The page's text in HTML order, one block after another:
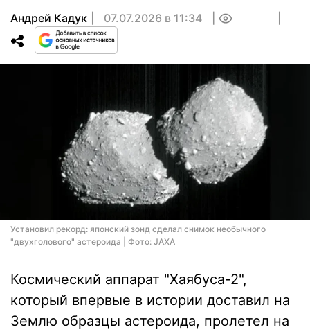
Андрей Кадук 07.07.2026 в 11:34
Установил рекорд: японский зонд сделал снимок необычного
"двухголового" астероида | Фото: JAXA
Космический аппарат "Хаябуса-2",
который впервые в истории доставил на
Землю образцы астероида, пролетел на